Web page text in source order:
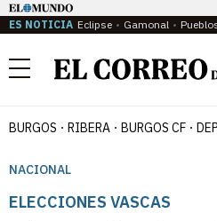
ES NOTICIA Eclipse Gamonal
Menú
BURGOS RIBERA BURGOS CF
NACIONAL
ELECCIONES VASCAS